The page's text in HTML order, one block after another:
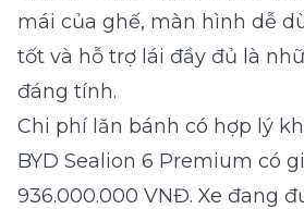
mái của ghế, màn hình dễ
tốt và hỗ trợ lái đầy đủ là
đáng tính.
Chi phí lăn bánh có hợp lý
BYD Sealion 6 Premium có
936.000.000 VNĐ. Xe đang